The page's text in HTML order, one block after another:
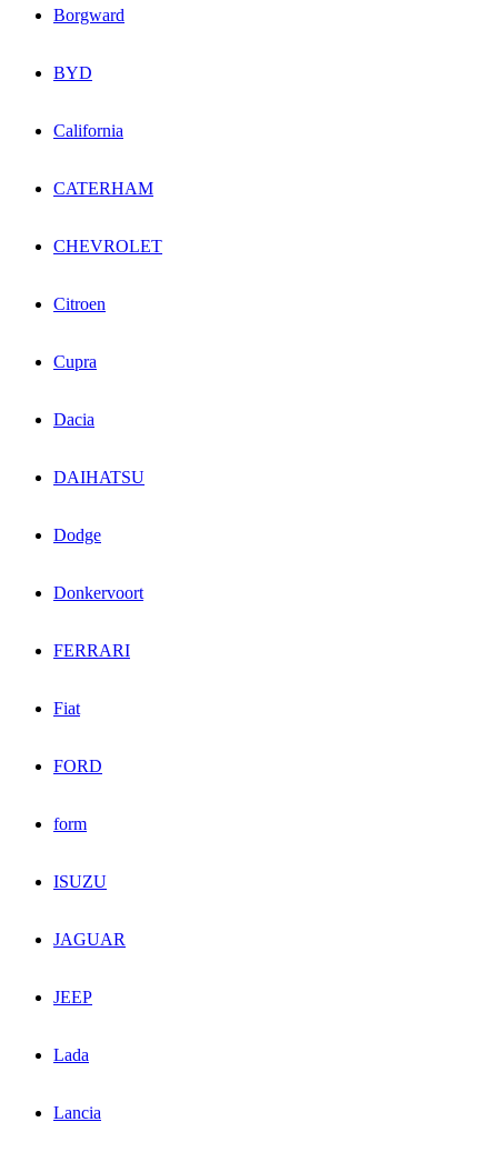
Borgward
BYD
California
CATERHAM
CHEVROLET
Citroen
Cupra
Dacia
DAIHATSU
Dodge
Donkervoort
FERRARI
Fiat
FORD
form
ISUZU
JAGUAR
JEEP
Lada
Lancia